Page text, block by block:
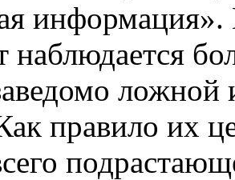
информация».
наблюдается
правило их